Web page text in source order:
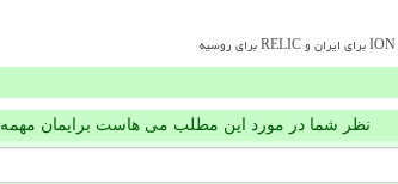
نظر شما در مورد این مطلب می هاست برایمان مهمه